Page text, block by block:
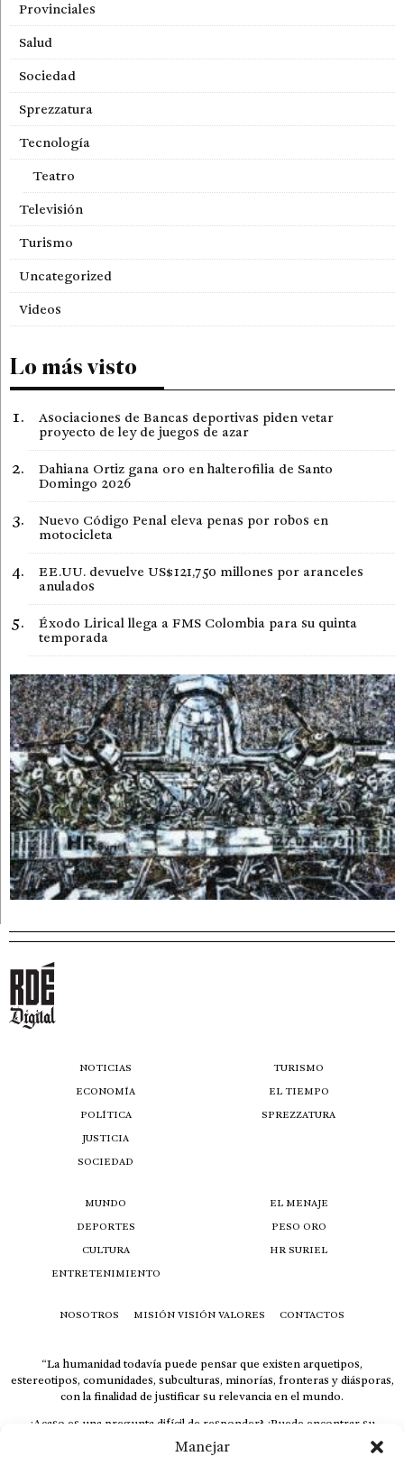
Manejar
Provinciales
Salud
Sociedad
Sprezzatura
Tecnología
Teatro
Televisión
Turismo
Uncategorized
Videos
Lo más visto
Asociaciones de Bancas deportivas piden vetar
proyecto de ley de juegos de azar
Dahiana Ortiz gana oro en halterofilia de Santo
Domingo 2026
Nuevo Código Penal eleva penas por robos en
motocicleta
EE.UU. devuelve US$121,750 millones por aranceles
anulados
Éxodo Lirical llega a FMS Colombia para su quinta
temporada
NOTICIAS
ECONOMÍA
POLÍTICA
JUSTICIA
SOCIEDAD
TURISMO
EL TIEMPO
SPREZZATURA
MUNDO
DEPORTES
CULTURA
ENTRETENIMIENTO
EL MENAJE
PESO ORO
HR SURIEL
NOSOTROS MISIÓN VISIÓN VALORES CONTACTOS
“La humanidad todavía puede pensar que existen arquetipos,
estereotipos, comunidades, subculturas, minorías, fronteras y diásporas,
con la finalidad de justificar su relevancia en el mundo.
¿Acaso es una pregunta difícil de responder? ¿Puede encontrar su
respuesta al instante, otorgando al receptor cuestionado espacio y
velocidad suficiente para responder correctamente? De no ser así, el que